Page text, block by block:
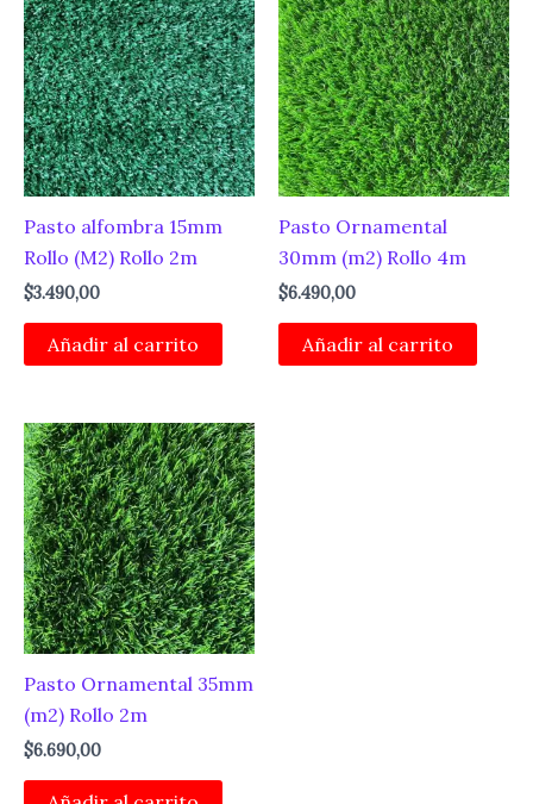
Pasto alfombra 15mm
Rollo (M2) Rollo 2m
$3.490,00
Añadir al carrito
Pasto Ornamental
30mm (m2) Rollo 4m
$6.490,00
Añadir al carrito
Pasto Ornamental 35mm
(m2) Rollo 2m
$6.690,00